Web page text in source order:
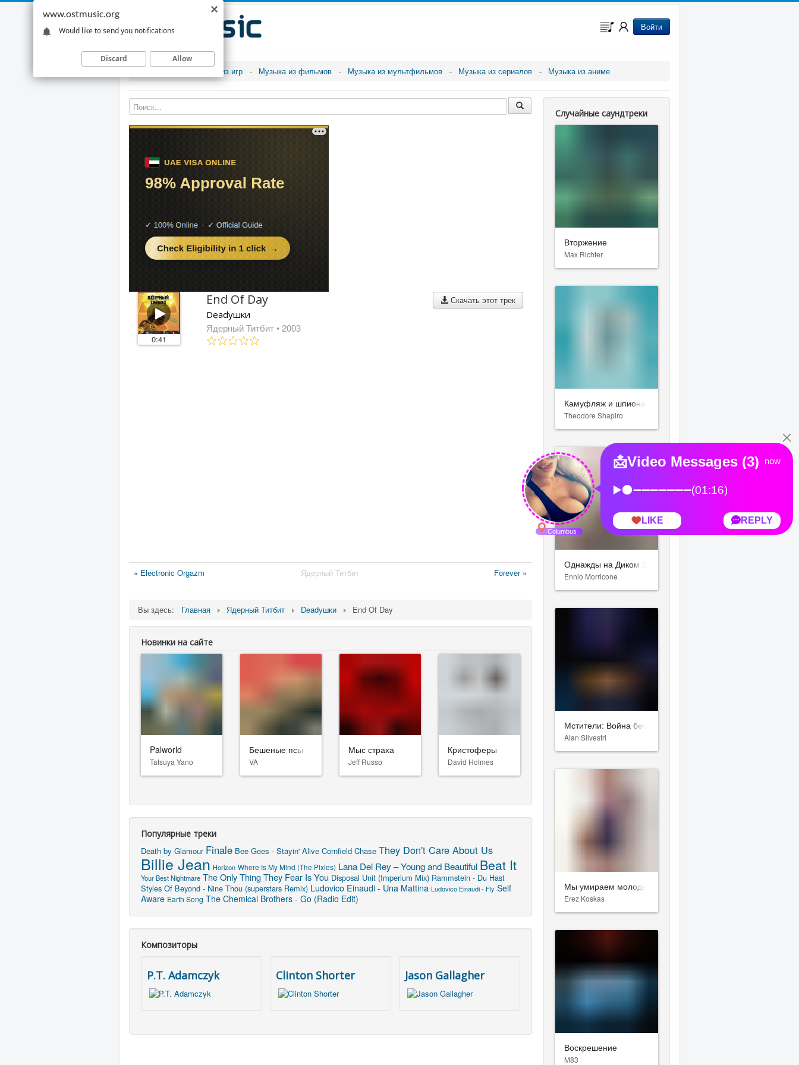
Войти
Музыка из игр Музыка из фильмов Музыка из мультфильмов Музыка из сериалов Музыка из аниме
0:41
Скачать этот трек
End Of Day
Deadушки
Ядерный Титбит • 2003
« Electronic Orgazm Ядерный Титбит Forever »
Вы здесь: Главная Ядерный Титбит Deadушки End Of Day
Новинки на сайте
Palworld
Tatsuya Yano
Бешеные псы
VA
Мыс страха
Jeff Russo
Кристоферы
David Holmes
Популярные треки
Death by Glamour Finale Bee Gees - Stayin' Alive Cornfield Chase They Don't Care About Us
Billie Jean Horizon Where Is My Mind (The Pixies) Lana Del Rey – Young and Beautiful Beat It
Your Best Nightmare The Only Thing They Fear Is You Disposal Unit (Imperium Mix) Rammstein - Du Hast
Styles Of Beyond - Nine Thou (superstars Remix) Ludovico Einaudi - Una Mattina Ludovico Einaudi - Fly Self
Aware Earth Song The Chemical Brothers - Go (Radio Edit)
Композиторы
P.T. Adamczyk Clinton Shorter Jason Gallagher
Случайные саундтреки
Вторжение
Max Richter
Камуфляж и шпионаж
Theodore Shapiro
Однажды на Диком Западе
Ennio Morricone
Мстители: Война бесконечности
Alan Silvestri
Мы умираем молодыми
Erez Koskas
Воскрешение
M83
www.ostmusic.org
Would like to send you notifications
Discard Allow